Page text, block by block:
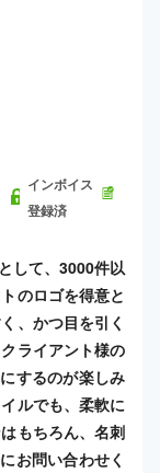
インボイス
登録済
して、3000件以
のロゴを得意と
、かつ目を引く
ライアント様の
するのが楽しみ
ルでも、柔軟に
もちろん、名刺
お問い合わせく